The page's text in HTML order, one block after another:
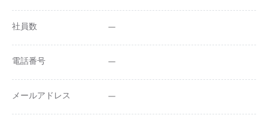
社員数 ー
電話番号 ー
メールアドレス ー